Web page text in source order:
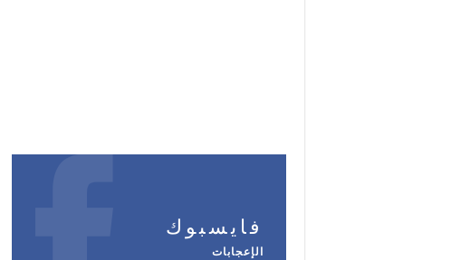
فايسبوك
الإعجابات